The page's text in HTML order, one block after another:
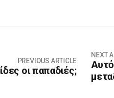
PREVIOUS ARTICLE
οι παπαδιές;
NEXT